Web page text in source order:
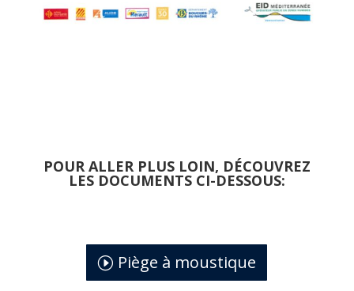
POUR ALLER PLUS LOIN, DÉCOUVREZ
LES DOCUMENTS CI-DESSOUS:
Piège à moustique